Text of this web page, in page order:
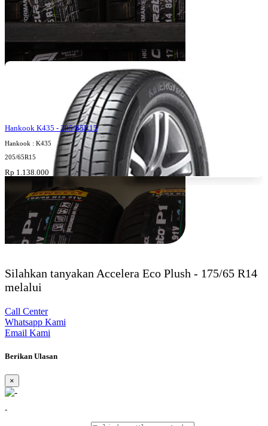
Hankook K435 - 205/65R15
Hankook : K435
205/65R15
Rp 1.138.000
Silahkan tanyakan Accelera Eco Plush - 175/65 R14
melalui
Call Center
Whatsapp Kami
Email Kami
Berikan Ulasan
×
-